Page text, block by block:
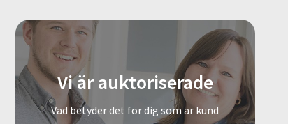
Vi är auktoriserade
Vad betyder det för dig som är kund